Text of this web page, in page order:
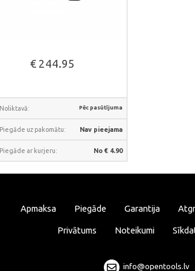
€ 244.95
Noliktavā: Pēc pasūtījuma
Piegāde uz pakomātu: Nav pieejama
Piegāde ar kurjeru: No € 4.90
Apmaksa Piegāde Garantija
Privātums Noteikumi
info@opentools.lv